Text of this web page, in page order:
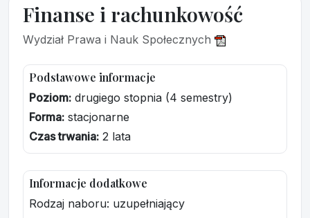
Finanse i rachunkowość
Wydział Prawa i Nauk Społecznych
Podstawowe informacje
Poziom: drugiego stopnia (4 semestry)
Forma: stacjonarne
Czas trwania: 2 lata
Informacje dodatkowe
Rodzaj naboru: uzupełniający